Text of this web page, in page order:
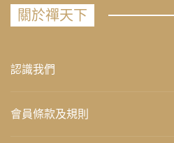
關於禪天下
認識我們
會員條款及規則